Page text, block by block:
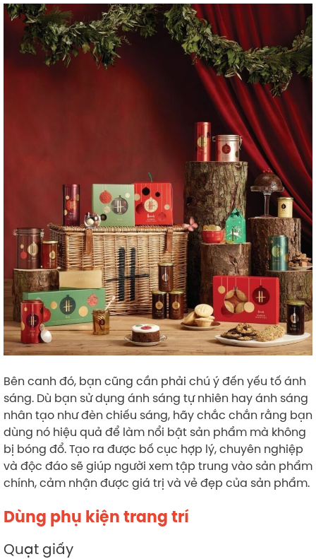
Bên canh đó, bạn cũng cần phải chú ý đến yếu tố ánh
sáng. Dù bạn sử dụng ánh sáng tự nhiên hay ánh sáng
nhân tạo như đèn chiếu sáng, hãy chắc chắn rằng bạn
dùng nó hiệu quả để làm nổi bật sản phẩm mà không
bị bóng đổ. Tạo ra được bố cục hợp lý, chuyên nghiệp
và độc đáo sẽ giúp người xem tập trung vào sản phẩm
chính, cảm nhận được giá trị và vẻ đẹp của sản phẩm.
Dùng phụ kiện trang trí
Quạt giấy